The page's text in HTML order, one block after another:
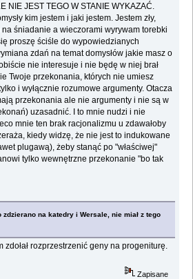
NIE JEST TEGO W STANIE WYKAZAĆ.
kim jestem i jaki jestem. Jestem zły,
śniadanie a wieczorami wyrywam torebki
proszę ściśle do wypowiedzianych
zdań na temat domysłów jakie masz o
nie interesuje i nie będę w niej brał
Twoje przekonania, których nie umiesz
i wyłącznie rozumowe argumenty. Otacza
przekonania ale nie argumenty i nie są w
uzasadnić. I to mnie nudzi i nie
mnie ten brak racjonalizmu u zdawałoby
kiedy widzę, że nie jest to indukowane
plugawą), żeby stanąć po "właściwej"
tylko wewnętrzne przekonanie "bo tak
zdzierano na katedry i Wersale, nie miał z tego
rozprzestrzenić geny na progeniturę.
Zapisane